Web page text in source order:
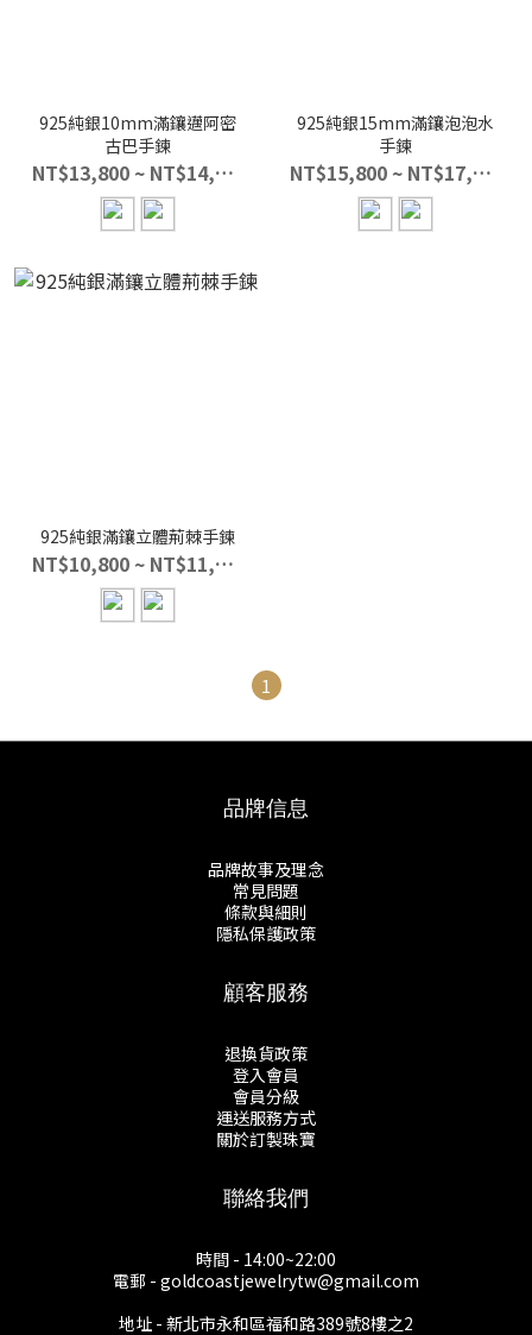
925純銀10mm滿鑲邁阿密
古巴手鍊
NT$13,800 ~ NT$14,800
925純銀15mm滿鑲泡泡水
手鍊
NT$15,800 ~ NT$17,800
925純銀滿鑲立體荊棘手鍊
NT$10,800 ~ NT$11,800
1
品牌信息
品牌故事及理念
常見問題
條款與細則
隱私保護政策
顧客服務
退換貨政策
登入會員
會員分級
運送服務方式
關於訂製珠寶
聯絡我們
時間 - 14:00~22:00
電郵 - goldcoastjewelrytw@gmail.com
地址 - 新北市永和區福和路389號8樓之2